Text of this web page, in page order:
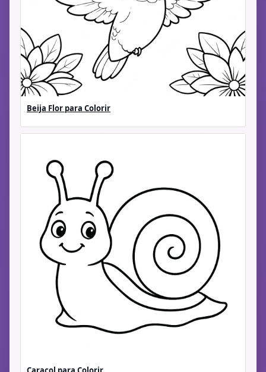
Beija Flor para Colorir